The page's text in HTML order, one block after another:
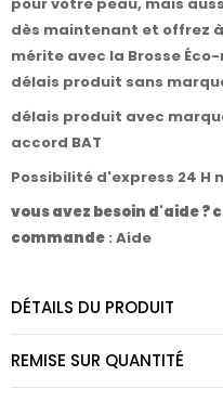
dès maintenant et offrez
mérite avec la Brosse
délais produit sans
délais produit avec
accord BAT
Possibilité d'express 24 H
vous avez besoin d'aide ?
commande : Aide
DÉTAILS DU PRODUIT
REMISE SUR QUANTITÉ